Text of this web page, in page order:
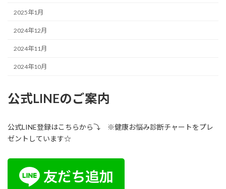
2025年1月
2024年12月
2024年11月
2024年10月
公式LINEのご案内
公式LINE登録はこちらから⤵ ※健康お悩み診断チャートをプレ
ゼントしています☆